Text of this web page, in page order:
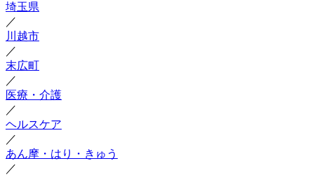
埼玉県
／
川越市
／
末広町
／
医療・介護
／
ヘルスケア
／
あん摩・はり・きゅう
／